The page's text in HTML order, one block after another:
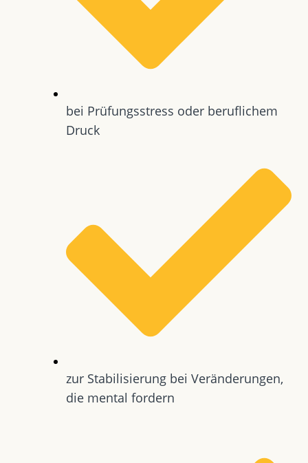
bei Prüfungsstress oder beruflichem
Druck
zur Stabilisierung bei Veränderungen,
die mental fordern